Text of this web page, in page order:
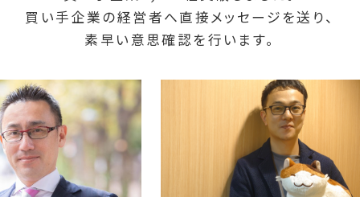
買い手企業の経営者へ直接メッセージを送り、
素早い意思確認を行います。